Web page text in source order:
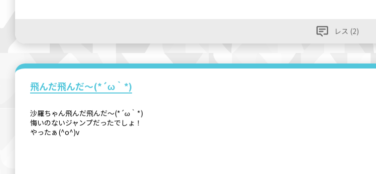
レス (2)
飛んだ飛んだ～(*´ω｀*)
沙羅ちゃん飛んだ飛んだ～(*´ω｀*)
悔いのないジャンプだったでしょ！
やったぁ(^o^)v